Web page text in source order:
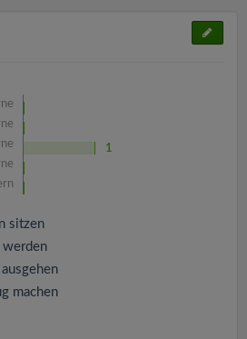
1
sitzen
werden
machen